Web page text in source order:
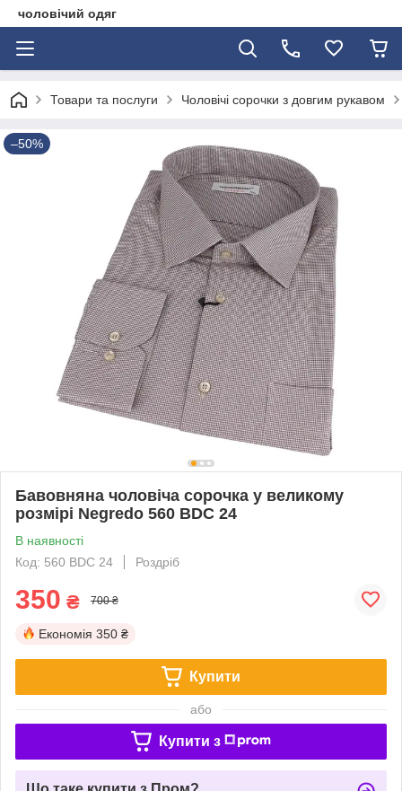
чоловічий одяг
Товари та послуги Чоловічі сорочки з довгим рукавом
–50%
Бавовняна чоловіча сорочка у великому
розмірі Negredo 560 BDC 24
В наявності
Код: 560 BDC 24
Роздріб
350 ₴ 700 ₴
Економія 350 ₴
Купити
або
Купити з